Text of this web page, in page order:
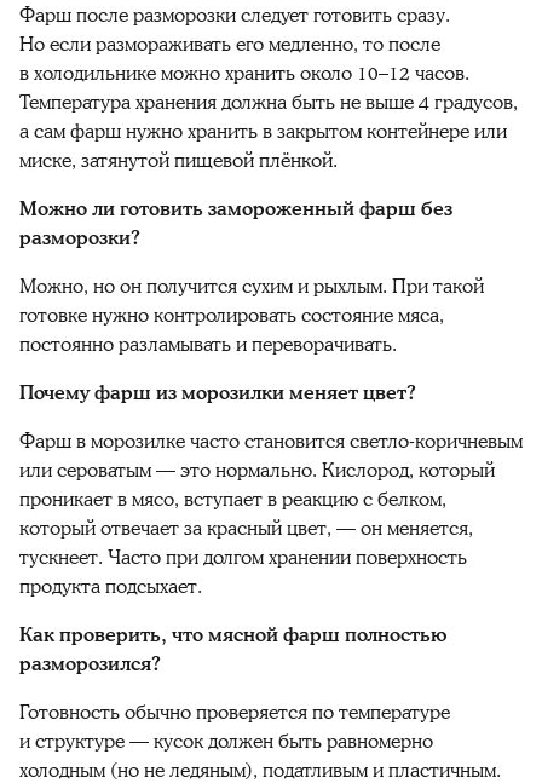
Фарш после разморозки следует готовить сразу.
Но если размораживать его медленно, то после
в холодильнике можно хранить около 10–12 часов.
Температура хранения должна быть не выше 4 градусов,
а сам фарш нужно хранить в закрытом контейнере или
миске, затянутой пищевой плёнкой.
Можно ли готовить замороженный фарш без
разморозки?
Можно, но он получится сухим и рыхлым. При такой
готовке нужно контролировать состояние мяса,
постоянно разламывать и переворачивать.
Почему фарш из морозилки меняет цвет?
Фарш в морозилке часто становится светло-коричневым
или сероватым — это нормально. Кислород, который
проникает в мясо, вступает в реакцию с белком,
который отвечает за красный цвет, — он меняется,
тускнеет. Часто при долгом хранении поверхность
продукта подсыхает.
Как проверить, что мясной фарш полностью
разморозился?
Готовность обычно проверяется по температуре
и структуре — кусок должен быть равномерно
холодным (но не ледяным), податливым и пластичным.